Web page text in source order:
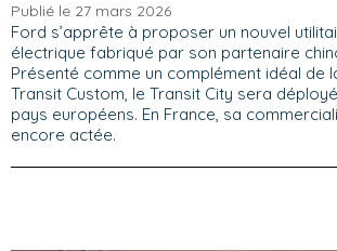
Publié le 27 mars 2026
Ford s’apprête à proposer un nouvel
électrique fabriqué par son partenaire
Présenté comme un complément idéal de
Transit Custom, le Transit City sera
pays européens. En France, sa
encore actée.